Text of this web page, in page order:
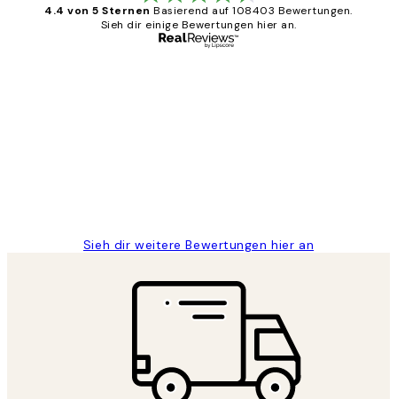
4.4 von 5 Sternen Basierend auf 108403 Bewertungen.
Sieh dir einige Bewertungen hier an.
Sieh dir weitere Bewertungen hier an